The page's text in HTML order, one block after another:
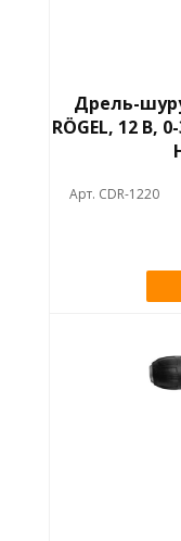
Дрель-
RÖGEL, 12 В,
Арт. CDR-1220